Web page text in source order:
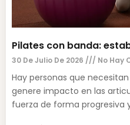
Pilates con banda:
30 De Julio De 2026 No Hay
Hay personas que
genere impacto en las
fuerza de forma progresiva